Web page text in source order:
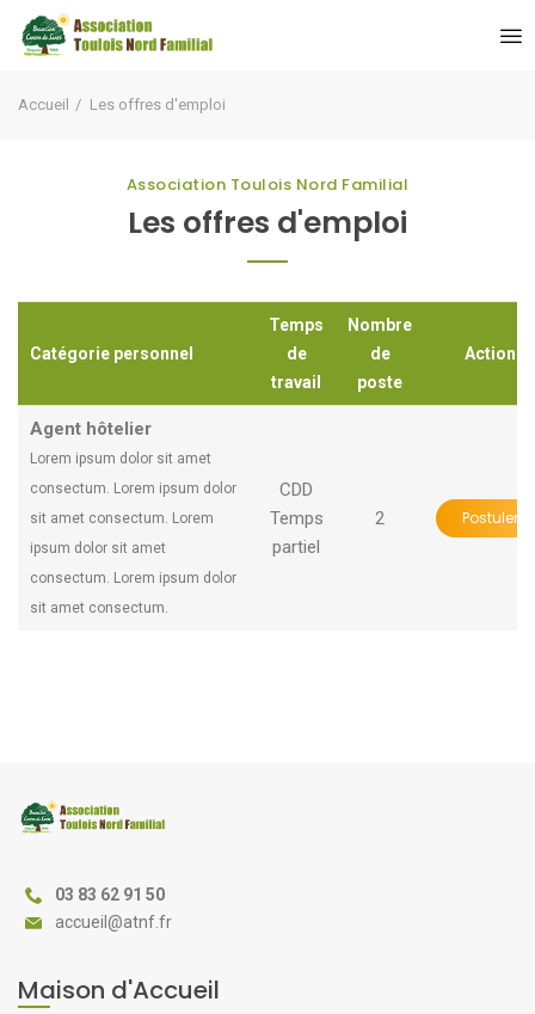
Accueil Les offres d'emploi
Association Toulois Nord Familial
Les offres d'emploi
Catégorie personnel
Temps
de
travail
Nombre
de
poste
Action
Agent hôtelier
Lorem ipsum dolor sit amet
consectum. Lorem ipsum dolor
sit amet consectum. Lorem
ipsum dolor sit amet
consectum. Lorem ipsum dolor
sit amet consectum.
CDD
Temps
partiel
2 Postuler
Catégorie personnel
Agent hôtelier
Lorem ipsum dolor sit amet
consectum. Lorem ipsum dolor
sit amet consectum. Lorem
ipsum dolor sit amet
consectum. Lorem ipsum dolor
sit amet consectum.
03 83 62 91 50
@
Maison d'Accueil